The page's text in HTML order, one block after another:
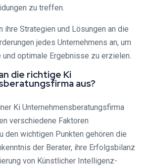
zu treffen.
ihre Strategien und Lösungen an die
jedes Unternehmens an, um
optimale Ergebnisse zu erzielen.
die richtige Ki
aus?
Ki Unternehmensberatungsfirma
verschiedene Faktoren
den wichtigen Punkten gehören die
der Berater, ihre Erfolgsbilanz
von Künstlicher Intelligenz-